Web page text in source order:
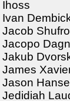
Ihoss
Ivan
Jacob Shufro
Jacopo
Jakub
James
Jason
Jedidiah